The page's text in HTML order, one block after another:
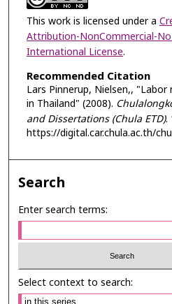
This work is licensed under a
Attribution-NonCommercial-
International License.
Recommended Citation
Lars Pinnerup, Nielsen,,
in Thailand" (2008).
and Dissertations (Chula ETD).
https://digital.car.chula.ac.th/
Search
Enter search terms:
Select context to search: